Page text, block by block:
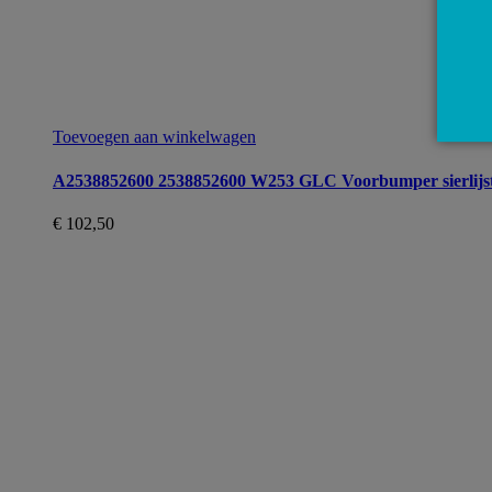
Toevoegen aan winkelwagen
A2538852600 2538852600 W253 GLC Voorbumper
€ 102,50